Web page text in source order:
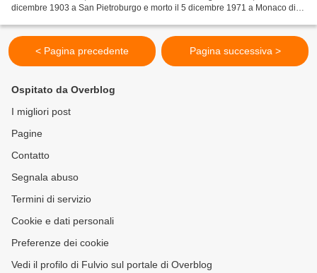
dicembre 1903 a San Pietroburgo e morto il 5 dicembre 1971 a Monaco di
< Pagina precedente Pagina successiva >
Ospitato da Overblog
I migliori post
Pagine
Contatto
Segnala abuso
Termini di servizio
Cookie e dati personali
Preferenze dei cookie
Vedi il profilo di Fulvio sul portale di Overblog